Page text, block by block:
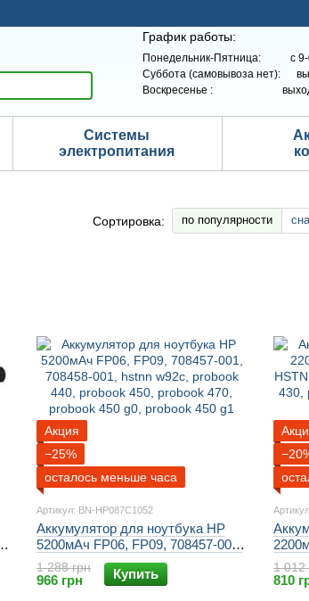
График работы:
Понедельник-Пятница: с 9-
Суббота (самовывоза нет):
Воскресенье :
Системы
электропитания
Сортировка: по популярности
Акция
−25%
осталось меньше часа
Артикул: BN-HP087C1052
Аккумулятор для ноутбука HP
5200мАч FP06, FP09, 708457-001,
708458-001, hstnn w92c, probook
440, probook 450, probook 470,
probook 450 g0, probook 450 g1
1 288 грн
966 грн Купить
430
1 012
810